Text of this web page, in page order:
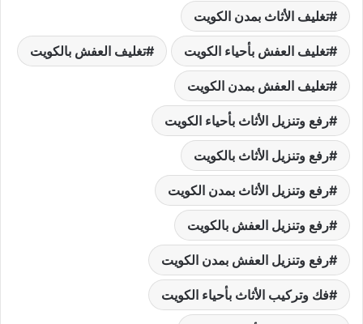
تغليف الأثاث بمدن الكويت
تغليف العفش بأحياء الكويت تغليف العفش بالكويت
تغليف العفش بمدن الكويت
رفع وتنزيل الأثاث بأحياء الكويت
رفع وتنزيل الأثاث بالكويت
رفع وتنزيل الأثاث بمدن الكويت
رفع وتنزيل العفش بالكويت
رفع وتنزيل العفش بمدن الكويت
فك وتركيب الأثاث بأحياء الكويت